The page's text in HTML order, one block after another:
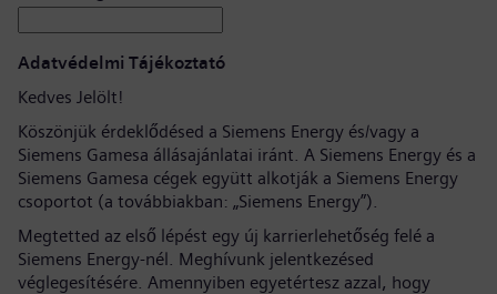
Adatvédelmi Tájékoztató
Kedves Jelölt!
Köszönjük érdeklődésed a Siemens Energy és/vagy a
Siemens Gamesa állásajánlatai iránt. A Siemens Energy és a
Siemens Gamesa cégek együtt alkotják a Siemens Energy
csoportot (a továbbiakban: „Siemens Energy”).
Megtetted az első lépést egy új karrierlehetőség felé a
Siemens Energy-nél. Meghívunk jelentkezésed
véglegesítésére. Amennyiben egyetértesz azzal, hogy